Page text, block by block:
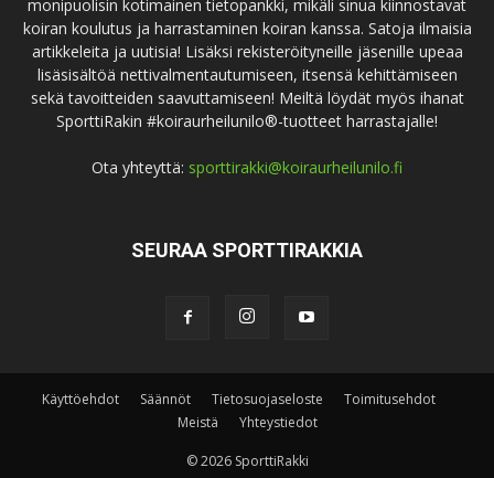
monipuolisin kotimainen tietopankki, mikäli sinua kiinnostavat
koiran koulutus ja harrastaminen koiran kanssa. Satoja ilmaisia
artikkeleita ja uutisia! Lisäksi rekisteröityneille jäsenille upeaa
lisäsisältöä nettivalmentautumiseen, itsensä kehittämiseen
sekä tavoitteiden saavuttamiseen! Meiltä löydät myös ihanat
SporttiRakin #koiraurheilunilo®-tuotteet harrastajalle!
Ota yhteyttä: sporttirakki@koiraurheilunilo.fi
SEURAA SPORTTIRAKKIA
Käyttöehdot Säännöt Tietosuojaseloste
Toimitusehdot
Meistä
Yhteystiedot
© 2026 SporttiRakki